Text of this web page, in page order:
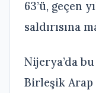
63’ü, geçen
saldırısına
Nijerya’da
Birleşik